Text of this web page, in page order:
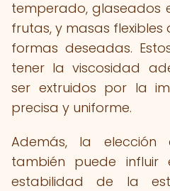
temperado, glaseados
frutas, y masas
formas deseadas.
tener la viscosidad
ser extruidos por la
precisa y uniforme.
Además, la elección
también puede
estabilidad de la